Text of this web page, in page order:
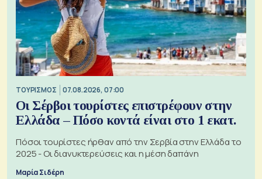
ΤΟΥΡΙΣΜΟΣ 07.08.2026, 07:00
Οι Σέρβοι τουρίστες επιστρέφουν στην
Ελλάδα – Πόσο κοντά είναι στο 1 εκατ.
Πόσοι τουρίστες ήρθαν από την Σερβία στην Ελλάδα το
2025 - Οι διανυκτερεύσεις και η μέση δαπάνη
Μαρία Σιδέρη